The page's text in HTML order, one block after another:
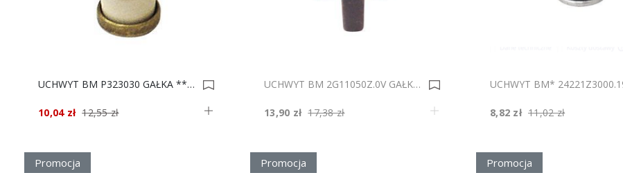
UCHWYT BM P323030 GAŁKA *** 0000957
10,04 zł 12,55 zł
UCHWYT BM 2G11050Z.0V GAŁKA 50X25 0008598
13,90 zł 17,38 zł 8,82 zł 11,02 zł
Promocja Promocja Promocja